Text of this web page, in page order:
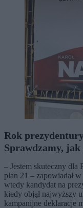
Rok
Sprawdzamy,
– Jestem skuteczny dla
plan 21 – zapowiadał
wtedy kandydat na
kiedy objął najwyższy
kampanijne deklaracje